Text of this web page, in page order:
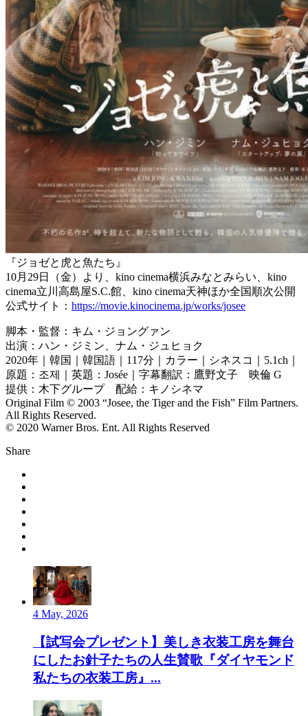
『ジョゼと虎と魚たち』
10月29日（金）より、kino cinema横浜みなとみらい、kino
cinema立川高島屋S.C.館、kino cinema天神ほか全国順次公開
公式サイト： https://movie.kinocinema.jp/works/josee
脚本・監督：キム・ジョングァン
出演：ハン・ジミン、ナム・ジュヒョク
2020年｜韓国｜韓国語｜117分｜カラー｜シネスコ｜5.1ch｜
原題：조제｜英題：Josée｜字幕翻訳：鷹野文子 映倫 G
提供：木下グループ 配給：キノシネマ
Original Film © 2003 “Josee, the Tiger and the Fish” Film Partners.
All Rights Reserved.
© 2020 Warner Bros. Ent. All Rights Reserved
Share
4 May, 2026
【試写会プレゼント】美しき衣装工房を舞台
にしたお針子たちの人生賛歌『ダイヤモンド
私たちの衣装工房』...